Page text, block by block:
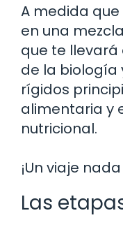
A medida
en una
que te
de la biología
rígidos
alimentaria y
nutricional.
¡Un viaje
Las